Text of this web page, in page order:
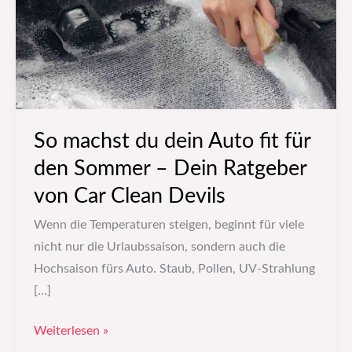
So machst du dein Auto fit für
den Sommer – Dein Ratgeber
von Car Clean Devils
Wenn die Temperaturen steigen, beginnt für viele
nicht nur die Urlaubssaison, sondern auch die
Hochsaison fürs Auto. Staub, Pollen, UV-Strahlung
[…]
fit
für
den
Sommer
–
Ratgeber
von
Car
Weiterlesen »